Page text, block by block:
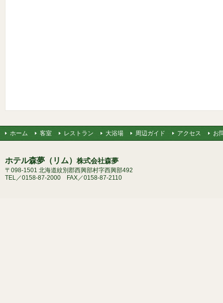
ホーム 客室 レストラン 大浴場 周辺ガイド アクセス お
ホテル森夢（リム） 株式会社森夢
〒098-1501 北海道紋別郡西興部村字西興部492
TEL／0158-87-2000 FAX／0158-87-2110